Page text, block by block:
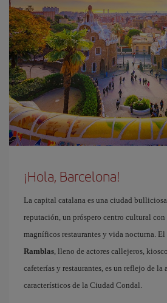
¡Hola, Barcelona!
La capital catalana es una ciudad
reputación, un próspero centro cultural
magníficos restaurantes y vida nocturna. El
Ramblas, lleno de actores callejeros,
cafeterías y restaurantes, es un reflejo de
característicos de la Ciudad Condal.